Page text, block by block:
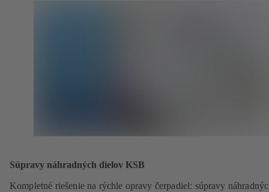
Súpravy náhradných dielov KSB
Kompletné riešenie na rýchle opravy čerpadiel: súpravy